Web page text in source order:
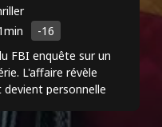
Sa
au fur
des rôles
ainsi
-16
FBI enquête sur un
L'affaire révèle
personnelle